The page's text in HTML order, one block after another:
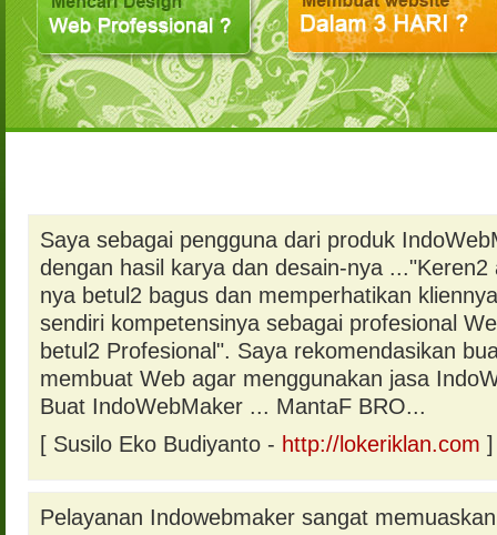
Saya sebagai pengguna dari produk
dengan hasil karya dan desain-nya
nya betul2 bagus dan memperhatikan
sendiri kompetensinya sebagai profesional
betul2 Profesional". Saya rekomendasikan
membuat Web agar menggunakan jasa
Buat IndoWebMaker ... MantaF BRO...
[ Susilo Eko Budiyanto - http://lokeriklan.com ]
Pelayanan Indowebmaker sangat